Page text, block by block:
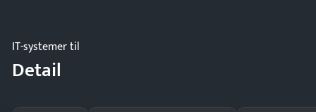
IT-systemer til
Detail